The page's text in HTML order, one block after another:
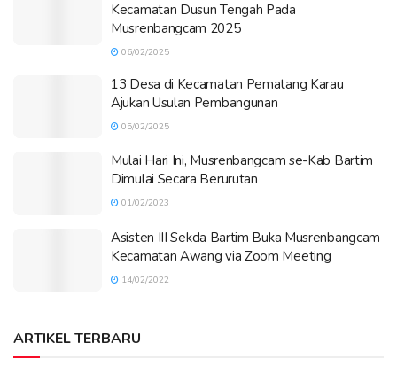
Kecamatan Dusun Tengah Pada
Musrenbangcam 2025
06/02/2025
13 Desa di Kecamatan Pematang Karau
Ajukan Usulan Pembangunan
05/02/2025
Mulai Hari Ini, Musrenbangcam se-Kab Bartim
Dimulai Secara Berurutan
01/02/2023
Asisten III Sekda Bartim Buka Musrenbangcam
Kecamatan Awang via Zoom Meeting
14/02/2022
ARTIKEL TERBARU